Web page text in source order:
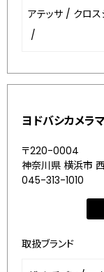
アテッサ / クロス
/
ヨドバシカメラ
〒220-0004
神奈川県 横浜市
045-313-1010
取扱ブランド